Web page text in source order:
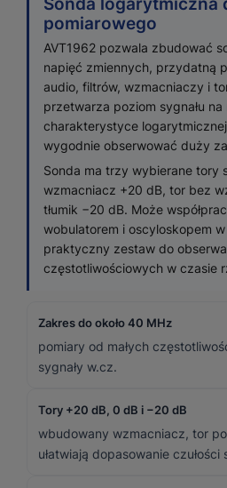
pomiarowego
AVT1962 pozwala zbudować
napięć zmiennych, przydatną
audio, filtrów, wzmacniaczy i
przetwarza poziom sygnału na
charakterystyce
wygodnie obserwować duży
Sonda ma trzy wybierane tory
wzmacniacz +20 dB, tor bez
tłumik −20 dB. Może
wobulatorem i oscyloskopem
praktyczny zestaw do
częstotliwościowych w czasie
Zakres do około 40 MHz
pomiary od małych
sygnały w.cz.
Tory +20 dB, 0 dB i −20 dB
wbudowany wzmacniacz, tor
ułatwiają dopasowanie czułości